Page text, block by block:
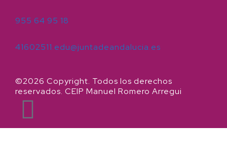
955 64 95 18
41602511.edu@juntadeandalucia.es
©2026 Copyright. Todos los derechos
reservados. CEIP Manuel Romero Arregui